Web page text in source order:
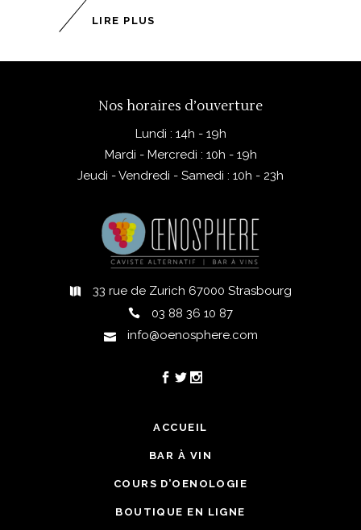
LIRE PLUS
Nos horaires d’ouverture
Lundi : 14h - 19h
Mardi - Mercredi : 10h - 19h
Jeudi - Vendredi - Samedi : 10h - 23h
33 rue de Zurich 67000 Strasbourg
03 88 36 10 87
info@oenosphere.com
ACCUEIL
BAR À VIN
COURS D’OENOLOGIE
BOUTIQUE EN LIGNE